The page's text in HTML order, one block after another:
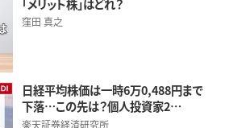
「メリット株」はどれ？
窪田 真之
日経平均株価は一時6万0,488円まで
下落…この先は？個人投資家2…
楽天証券経済研究所